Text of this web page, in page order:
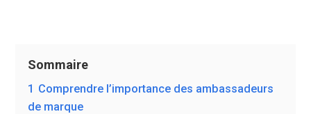
Sommaire
1 Comprendre l’importance des ambassadeurs
de marque